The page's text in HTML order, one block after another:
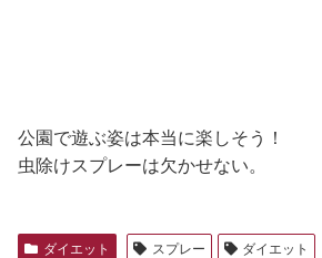
公園で遊ぶ姿は本当に楽しそう！
虫除けスプレーは欠かせない。
ダイエット スプレー ダイエット